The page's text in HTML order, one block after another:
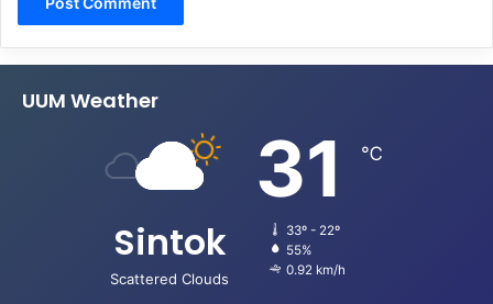
UUM Weather
Sintok
Scattered Clouds
31 ℃
33º - 22º
55%
0.92 km/h